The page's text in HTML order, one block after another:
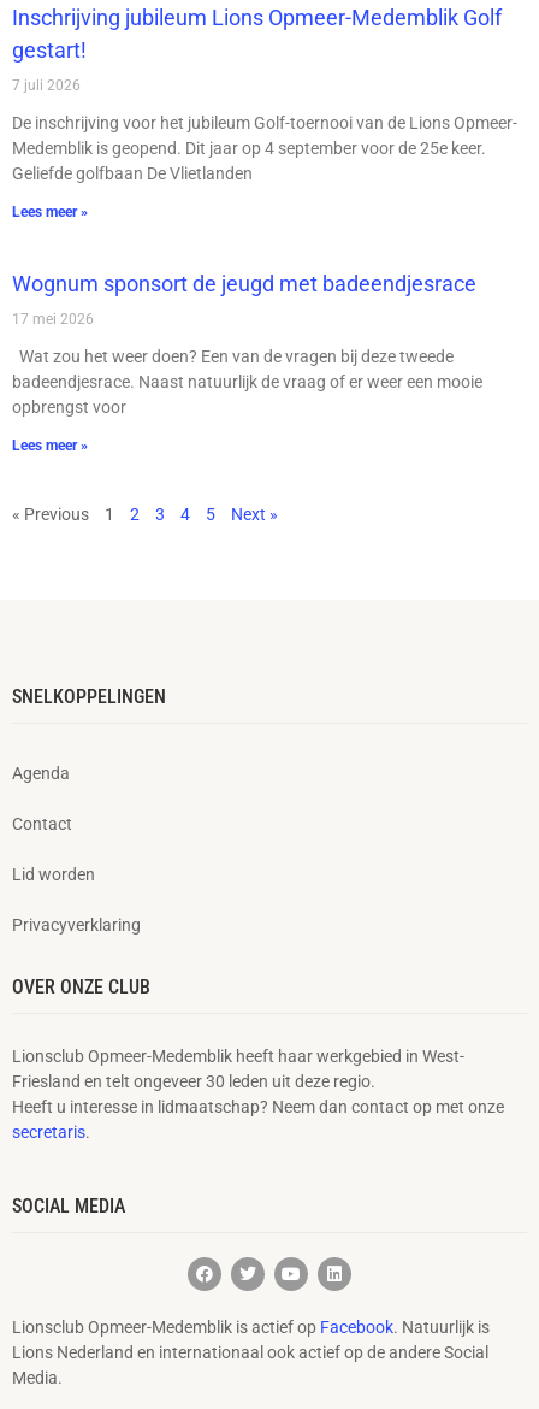
Inschrijving jubileum Lions Opmeer-Medemblik Golf
gestart!
7 juli 2026
De inschrijving voor het jubileum Golf-toernooi van de Lions Opmeer-
Medemblik is geopend. Dit jaar op 4 september voor de 25e keer.
Geliefde golfbaan De Vlietlanden
Lees meer »
Wognum sponsort de jeugd met badeendjesrace
17 mei 2026
Wat zou het weer doen? Een van de vragen bij deze tweede
badeendjesrace. Naast natuurlijk de vraag of er weer een mooie
opbrengst voor
Lees meer »
« Previous 1 2 3 4 5 Next »
SNELKOPPELINGEN
Agenda
Contact
Lid worden
Privacyverklaring
OVER ONZE CLUB
Lionsclub Opmeer-Medemblik heeft haar werkgebied in West-
Friesland en telt ongeveer 30 leden uit deze regio.
Heeft u interesse in lidmaatschap? Neem dan contact op met onze
secretaris.
SOCIAL MEDIA
Lionsclub Opmeer-Medemblik is actief op Facebook. Natuurlijk is
Lions Nederland en internationaal ook actief op de andere Social
Media.